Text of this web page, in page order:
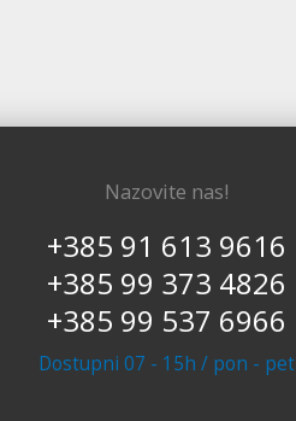
Nazovite nas!
+385 91 613 9616
+385 99 373 4826
+385 99 537 6966
Dostupni 07 - 15h / pon - pet